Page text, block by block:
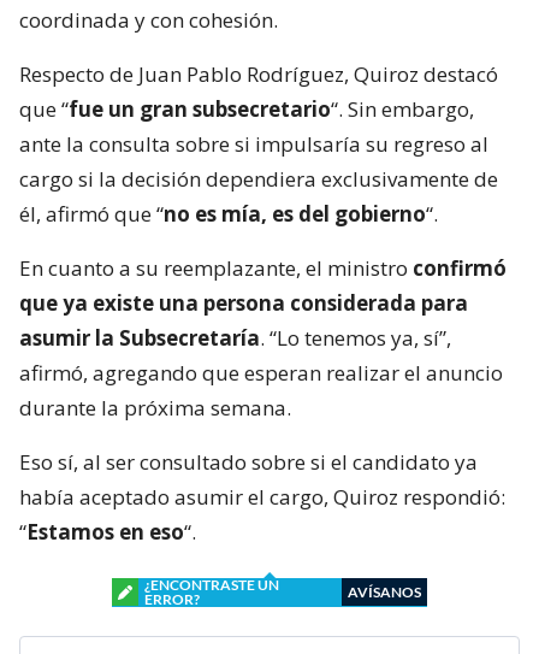
coordinada y con cohesión.
Respecto de Juan Pablo Rodríguez, Quiroz destacó
que “fue un gran subsecretario“. Sin embargo,
ante la consulta sobre si impulsaría su regreso al
cargo si la decisión dependiera exclusivamente de
él, afirmó que “no es mía, es del gobierno“.
En cuanto a su reemplazante, el ministro confirmó
que ya existe una persona considerada para
asumir la Subsecretaría. “Lo tenemos ya, sí”,
afirmó, agregando que esperan realizar el anuncio
durante la próxima semana.
Eso sí, al ser consultado sobre si el candidato ya
había aceptado asumir el cargo, Quiroz respondió:
“Estamos en eso“.
¿ENCONTRASTE UN
ERROR?
AVÍSANOS